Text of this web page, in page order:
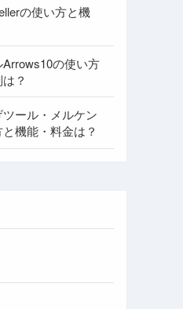
の使い方と機
の使い方
？
ール・メルケン
機能・料金は？